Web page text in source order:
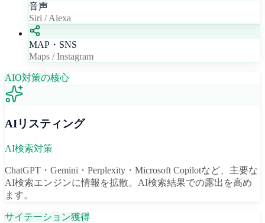
音声
Siri / Alexa
MAP・SNS
Maps / Instagram
AIO対策の核心
AIリスティング
AI検索対策
ChatGPT・Gemini・Perplexity・Microsoft Copilotなど、主要な
AI検索エンジンに情報を拡散。AI検索結果での露出を高め
ます。
サイテーション獲得